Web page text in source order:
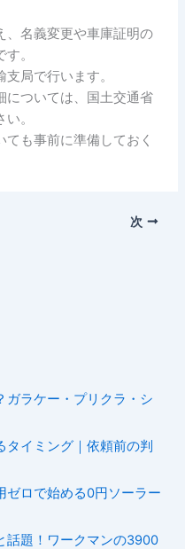
、名義変更や車庫証明の
。
局で行います。
については、国土交通省
。
も事前に準備しておく
次
ガラケー・プリクラ・シ
イミング｜依頼前の判
ゼロで始める0円ソーラー
話題！ワークマンの3900